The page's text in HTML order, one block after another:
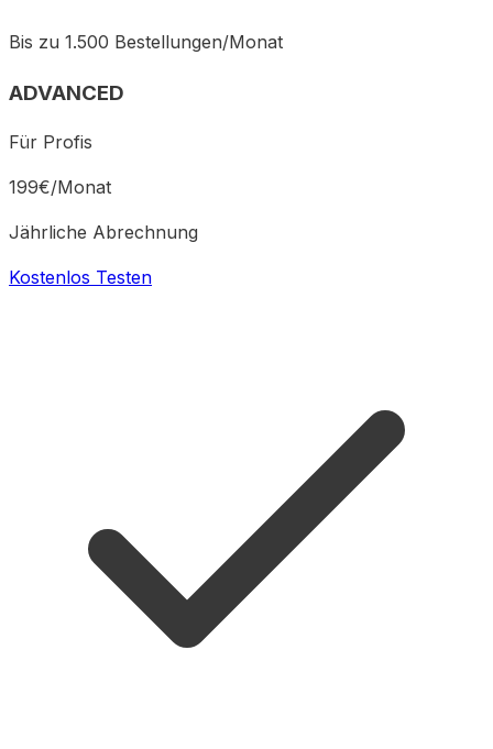
Bis zu 1.500 Bestellungen/Monat
ADVANCED
Für Profis
199€/Monat
Jährliche Abrechnung
Kostenlos Testen